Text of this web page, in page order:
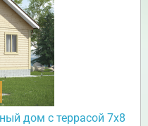
дом с террасой 7х8